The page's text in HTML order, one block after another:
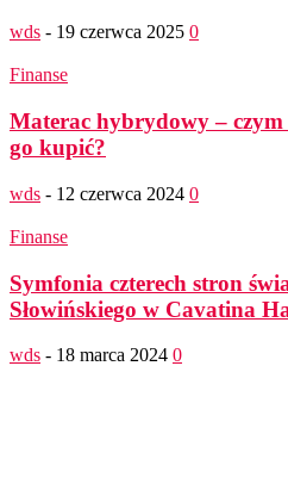
wds - 19 czerwca 2025 0
Finanse
Materac hybrydowy –
go kupić?
wds - 12 czerwca 2024 0
Finanse
Symfonia czterech stron
Słowińskiego w Cavatina
wds - 18 marca 2024 0